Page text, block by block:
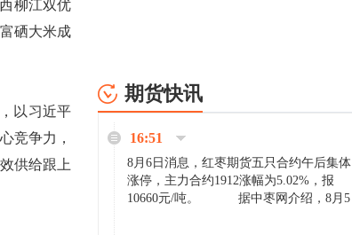
柳江双优
硒大米成
以习近平
竞争力，
供给跟上
期货快讯
16:51
8月6日消息，红枣期货五只合约午后集体
涨停，主力合约1912涨幅为5.02%，报
10660元/吨。 据中枣网介绍，8月5